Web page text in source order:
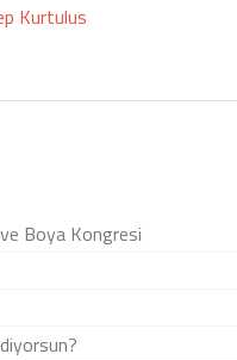
Kurtulus
Boya Kongresi